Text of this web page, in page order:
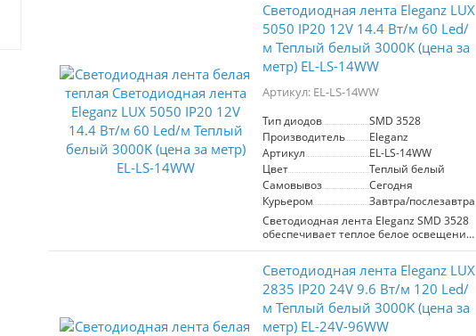
элементов. Устойчивость к перегреву и
долговечность делают ее надежным
выбором для любого интерьера.
Выбирайте Eleganz для создания
уникального освещения в вашем доме.
LED на длину 5 метров, мощностью 14,4
Вт/м и напряжением 24 В, она
обеспечивает яркое и равномерное
освещение. Благодаря степени защиты
IP20, лента отлично подходит для
как гостиные, спальни и кухни, где
основное освещение. Цветовая
температура 3000K создает комфортное
и теплое свечение, идеально
подходящее для вечерних
мероприятий и расслабляющего
отдыха. Eleganz - ваш надежный выбор
для стильного и функционального
освещения.
Светодиодная лента Eleganz LUX
5050 IP20 12V 14.4 Вт/м 60 Led/
м Теплый белый 3000K (цена за
метр) EL-LS-14WW
Артикул: EL-LS-14WW
Тип диодов
SMD 3528
Производитель
Eleganz
Артикул
EL-LS-14WW
Цвет
Теплый белый
Самовывоз
Сегодня
Курьером
Завтра/послезавтра
Светодиодная лента Eleganz SMD 3528
обеспечивает теплое белое освещение
с цветовой температурой 3000K. С
метр, она идеально подходит для
создания уютной атмосферы. Лента
работает от 12 В и имеет степень
защиты IP65, что делает её устойчивой
к влаге и пыли. Подходит для
Светодиодная лента Eleganz LUX
2835 IP20 24V 9.6 Вт/м 120 Led/
м Теплый белый 3000K (цена за
метр) EL-24V-96WW